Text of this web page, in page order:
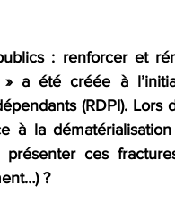
: renforcer et
a été créée à
(RDPI). Lors
à la
présenter ces
?